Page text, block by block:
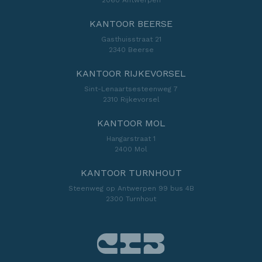
KANTOOR BEERSE
Gasthuisstraat 21
2340 Beerse
KANTOOR RIJKEVORSEL
Sint-Lenaartsesteenweg 7
2310 Rijkevorsel
KANTOOR MOL
Hangarstraat 1
2400 Mol
KANTOOR TURNHOUT
Steenweg op Antwerpen 99 bus 4B
2300 Turnhout